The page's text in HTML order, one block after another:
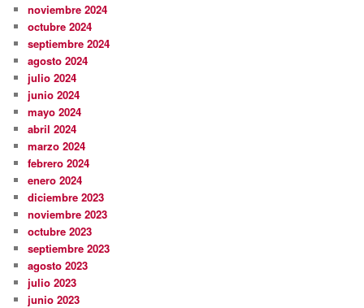
noviembre 2024
octubre 2024
septiembre 2024
agosto 2024
julio 2024
junio 2024
mayo 2024
abril 2024
marzo 2024
febrero 2024
enero 2024
diciembre 2023
noviembre 2023
octubre 2023
septiembre 2023
agosto 2023
julio 2023
junio 2023